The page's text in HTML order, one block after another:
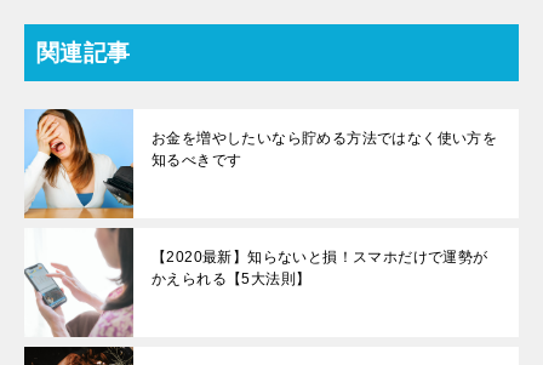
関連記事
お金を増やしたいなら貯める方法ではなく使い方を
知るべきです
【2020最新】知らないと損！スマホだけで運勢が
かえられる【5大法則】